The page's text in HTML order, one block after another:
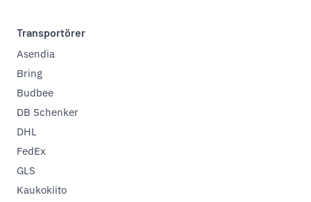
Transportörer
Asendia
Bring
Budbee
DB Schenker
DHL
FedEx
GLS
Kaukokiito